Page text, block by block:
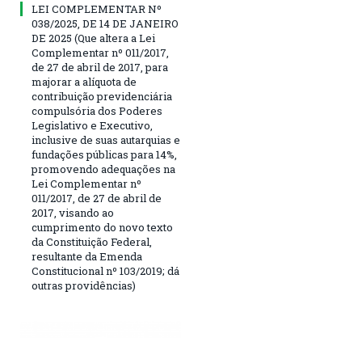
LEI COMPLEMENTAR Nº
038/2025, DE 14 DE JANEIRO
DE 2025 (Que altera a Lei
Complementar nº 011/2017,
de 27 de abril de 2017, para
majorar a alíquota de
contribuição previdenciária
compulsória dos Poderes
Legislativo e Executivo,
inclusive de suas autarquias e
fundações públicas para 14%,
promovendo adequações na
Lei Complementar nº
011/2017, de 27 de abril de
2017, visando ao
cumprimento do novo texto
da Constituição Federal,
resultante da Emenda
Constitucional nº 103/2019; dá
outras providências)